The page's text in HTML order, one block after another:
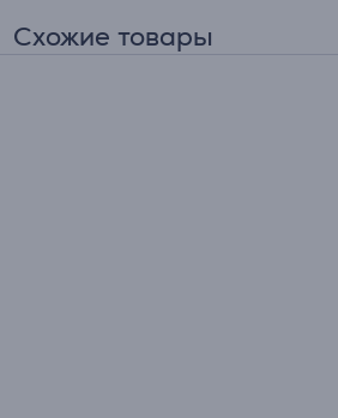
Схожие товары